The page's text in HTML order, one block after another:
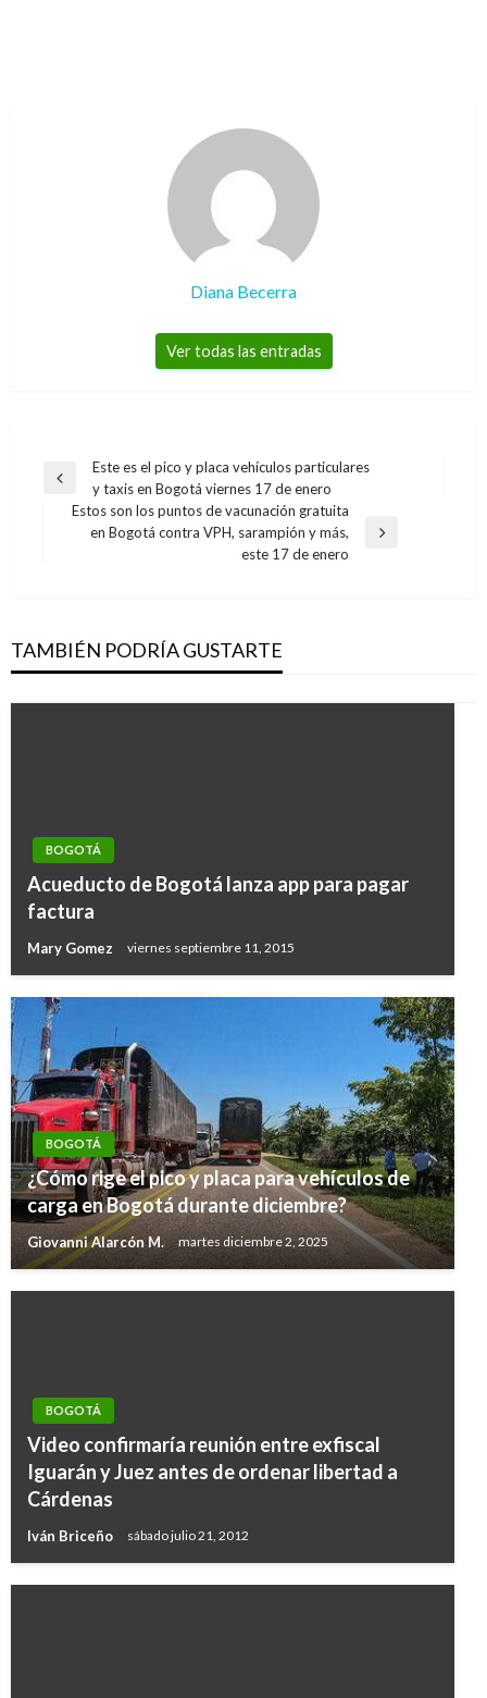
Diana Becerra
Ver todas las entradas
Navegación
entradas
Entrada
anterior
Este es el pico y placa vehículos particulares
y taxis en Bogotá viernes 17 de enero
Entrada
Estos son los puntos de vacunación gratuita
en Bogotá contra VPH, sarampión y más,
este 17 de enero
TAMBIÉN PODRÍA GUSTARTE
BOGOTÁ
Acueducto de Bogotá lanza app para pagar
factura
Mary Gomez viernes septiembre 11, 2015
BOGOTÁ
¿Cómo rige el pico y placa para vehículos de
carga en Bogotá durante diciembre?
Giovanni Alarcón M. martes diciembre 2, 2025
BOGOTÁ
Video confirmaría reunión entre exfiscal
Iguarán y Juez antes de ordenar libertad a
Cárdenas
Iván Briceño sábado julio 21, 2012